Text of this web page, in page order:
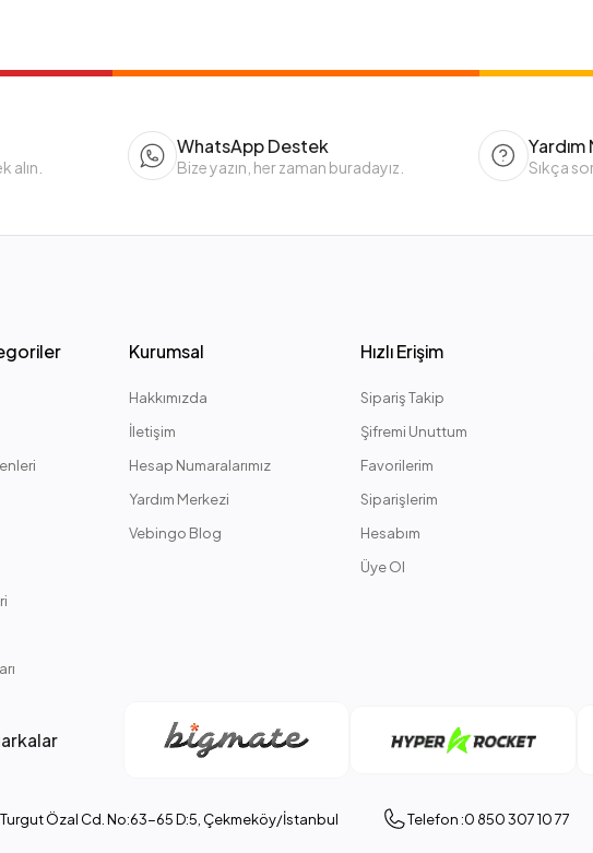
alın.
WhatsApp Destek
Bize yazın, her zaman buradayız. Sıkça
Kurumsal
Hakkımızda
İletişim
Hesap Numaralarımız
Yardım Merkezi
Vebingo Blog
Hızlı Erişim
Sipariş Takip
Şifremi Unuttum
Favorilerim
Siparişlerim
Hesabım
Üye Ol
Özal Cd. No:63-65 D:5, Çekmeköy/İstanbul Telefon :0 850 307 10 77